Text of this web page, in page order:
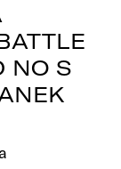
NO S